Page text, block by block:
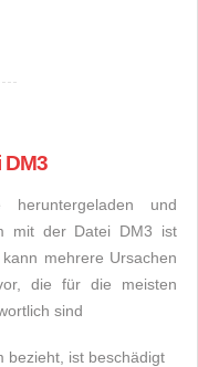
DM3
und
mit der Datei DM3 ist
mehrere Ursachen
die für die meisten
sind
bezieht, ist beschädigt